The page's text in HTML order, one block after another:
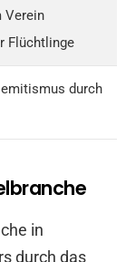
Verein
Flüchtlinge
durch
in
durch das